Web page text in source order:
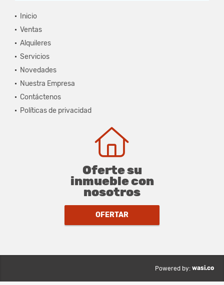
Inicio
Ventas
Alquileres
Servicios
Novedades
Nuestra Empresa
Contáctenos
Políticas de privacidad
Oferte su
inmueble con
nosotros
OFERTAR
Powered by: wasi.co